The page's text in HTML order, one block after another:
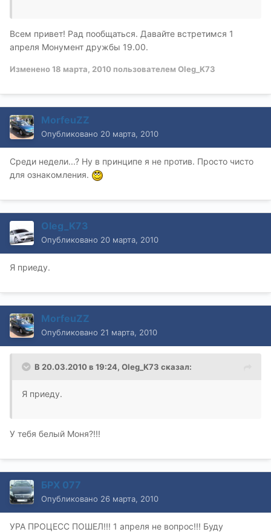
Всем привет! Рад пообщаться. Давайте встретимся 1
апреля Монумент дружбы 19.00.
Изменено18 марта, 2010 пользователем Oleg_K73
MorfeuZZ
Опубликовано 20 марта, 2010
Среди недели...? Ну в принципе я не против. Просто чисто
для ознакомления.
Oleg_K73
Опубликовано 20 марта, 2010
Я приеду.
MorfeuZZ
Опубликовано 21 марта, 2010
В 20.03.2010 в 19:24, Oleg_K73 сказал:
Я приеду.
У тебя белый Моня?!!!
БРХ 077
Опубликовано 26 марта, 2010
УРА ПРОЦЕСС ПОШЕЛ!!! 1 апреля не вопрос!!! Буду